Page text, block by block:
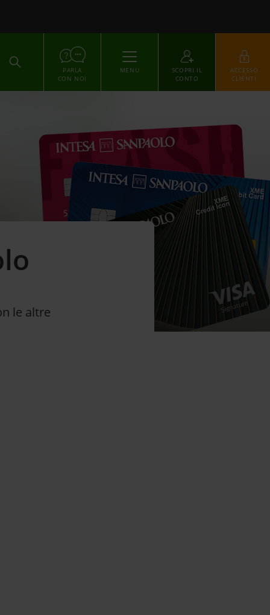
ACCEDI
PARLA
CON NOI
MENU
SCOPRI IL
CONTO
ACCESSO
CLIENTI
le altre